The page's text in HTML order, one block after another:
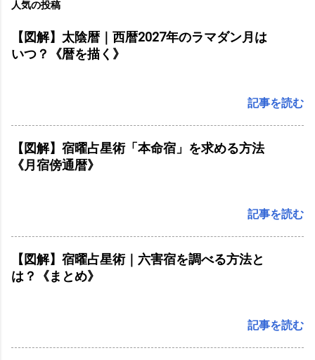
人気の投稿
【図解】太陰暦｜西暦2027年のラマダン月は
いつ？《暦を描く》
記事を読む
【図解】宿曜占星術「本命宿」を求める方法
《月宿傍通暦》
記事を読む
【図解】宿曜占星術｜六害宿を調べる方法と
は？《まとめ》
記事を読む